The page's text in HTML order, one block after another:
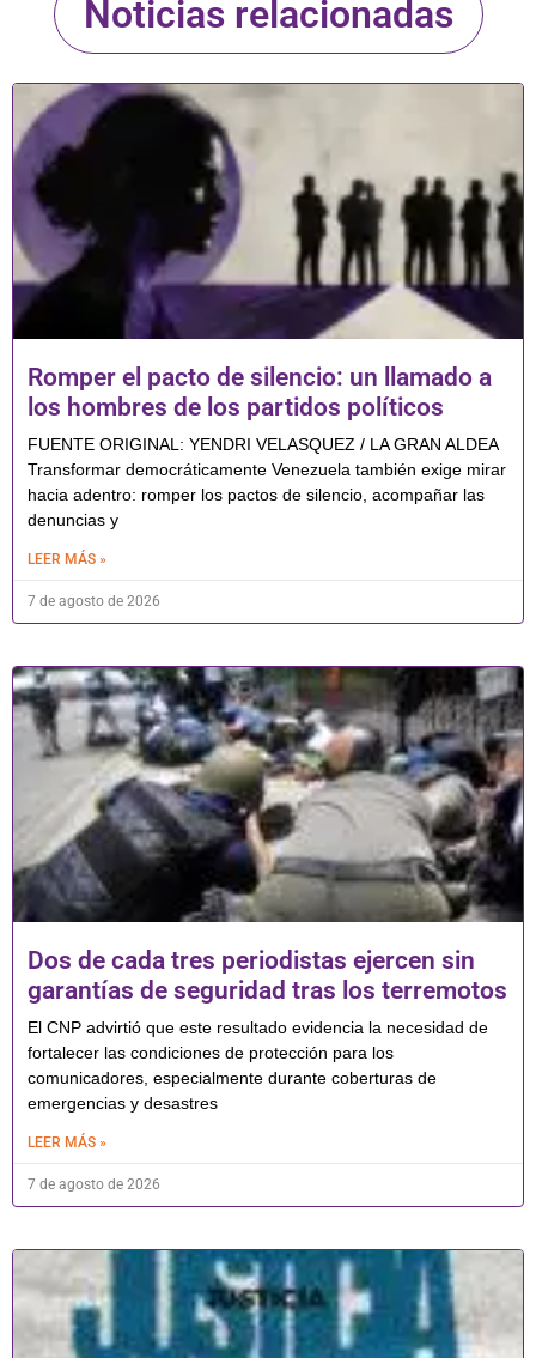
Noticias relacionadas
Romper el pacto de silencio: un llamado a
los hombres de los partidos políticos
FUENTE ORIGINAL: YENDRI VELASQUEZ / LA GRAN ALDEA
Transformar democráticamente Venezuela también exige mirar
hacia adentro: romper los pactos de silencio, acompañar las
denuncias y
LEER MÁS »
7 de agosto de 2026
Dos de cada tres periodistas ejercen sin
garantías de seguridad tras los terremotos
El CNP advirtió que este resultado evidencia la necesidad de
fortalecer las condiciones de protección para los
comunicadores, especialmente durante coberturas de
emergencias y desastres
LEER MÁS »
7 de agosto de 2026